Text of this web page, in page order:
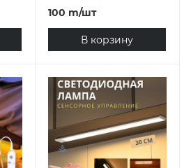
100 m/шт
В корзину